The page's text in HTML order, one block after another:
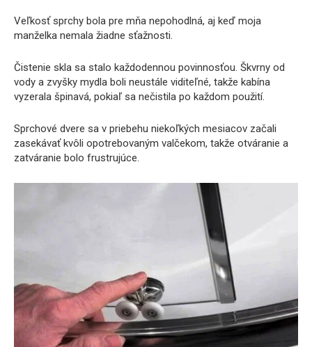
Veľkosť sprchy bola pre mňa nepohodlná, aj keď moja
manželka nemala žiadne sťažnosti.
Čistenie skla sa stalo každodennou povinnosťou. Škvrny od
vody a zvyšky mydla boli neustále viditeľné, takže kabína
vyzerala špinavá, pokiaľ sa nečistila po každom použití.
Sprchové dvere sa v priebehu niekoľkých mesiacov začali
zasekávať kvôli opotrebovaným valčekom, takže otváranie a
zatváranie bolo frustrujúce.